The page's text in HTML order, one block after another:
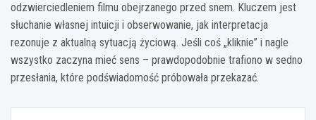
odzwierciedleniem filmu obejrzanego przed snem. Kluczem jest
słuchanie własnej intuicji i obserwowanie, jak interpretacja
rezonuje z aktualną sytuacją życiową. Jeśli coś „kliknie” i nagle
wszystko zaczyna mieć sens – prawdopodobnie trafiono w sedno
przesłania, które podświadomość próbowała przekazać.